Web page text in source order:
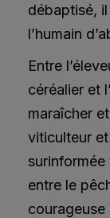
débaptisé,
l’humain
Entre
céréalier et
maraîcher
viticulteur
entre le